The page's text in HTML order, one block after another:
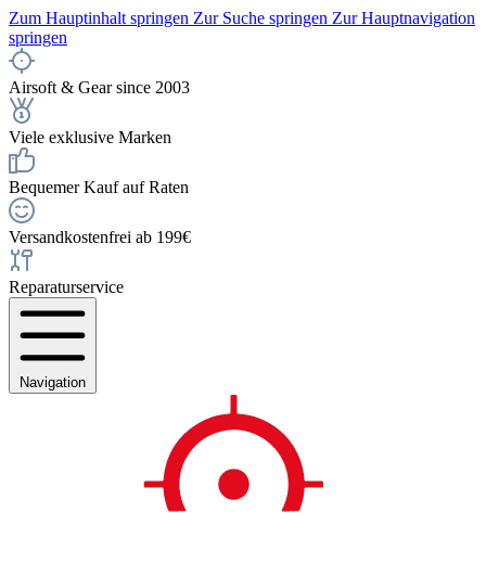
Zum Hauptinhalt springen Zur Suche springen Zur Hauptnavigation
springen
Airsoft & Gear since 2003
Viele exklusive Marken
Bequemer Kauf auf Raten
Versandkostenfrei ab 199€
Reparaturservice
Navigation